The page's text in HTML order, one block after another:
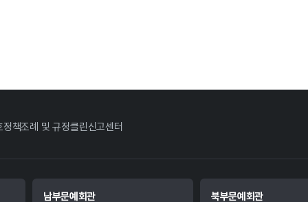
정책조례 및 규정클린신고센터
남부문예회관 북부문예회관